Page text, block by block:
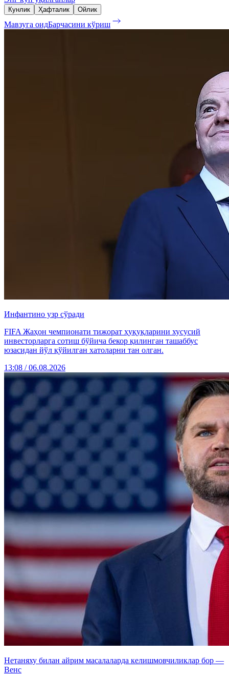
Кунлик Ҳафталик Ойлик
Мавзуга оидБарчасини кўриш
Инфантино узр сўради
FIFA Жаҳон чемпионати тижорат ҳуқуқларини хусусий
инвесторларга сотиш бўйича бекор қилинган ташаббус
юзасидан йўл қўйилган хатоларни тан олган.
13:08 / 06.08.2026
Нетаняху билан айрим масалаларда келишмовчиликлар бор —
Венс